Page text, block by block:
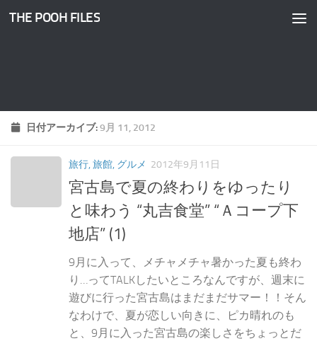
コンテンツへスキップ
THE POOH FILES
日付アーカイブ:9月 11, 2012
旅行, 旅館, グルメ 2012年9月11日
宮古島で夏の終わりをゆったり
と味わう “丸吉食堂” “Ａコープ下
地店” (1)
9月に入って、メチャメチャ暑かった夏も終わ
り…ってTALKしたいところなんですが、週末に
遊びに行った宮古島はまだまだサマー！！そん
なわけで、夏が恋しい向きに、ピカ晴れのも
と、9月に入った宮古島の楽しさをちょっとだ